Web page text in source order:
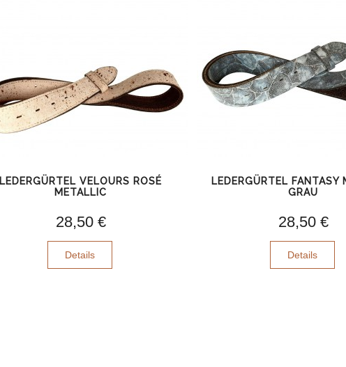
LEDERGÜRTEL VELOURS ROSÉ
METALLIC
28,50 €
Details
LEDERGÜRTEL FANTASY
GRAU
28,50 €
Details